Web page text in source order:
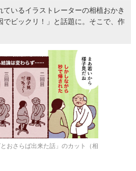
ているイラストレーターの相植おかき
でビックリ！」と話題に。そこで、作
おさらば出来た話」のカット（相